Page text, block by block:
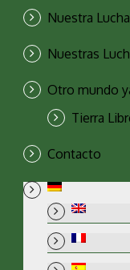
Nuestra Lucha
Nuestras
Otro mundo
Tierra
Contacto